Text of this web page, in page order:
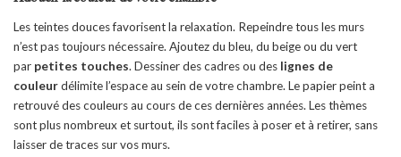
Les teintes douces favorisent la relaxation. Repeindre tous les murs
n’est pas toujours nécessaire. Ajoutez du bleu, du beige ou du vert
par petites touches. Dessiner des cadres ou des lignes de
couleurdélimite l’espace au sein de votre chambre. Le papier peint a
retrouvé des couleurs au cours de ces dernières années. Les thèmes
sont plus nombreux et surtout, ils sont faciles à poser et à retirer, sans
laisser de traces sur vos murs.